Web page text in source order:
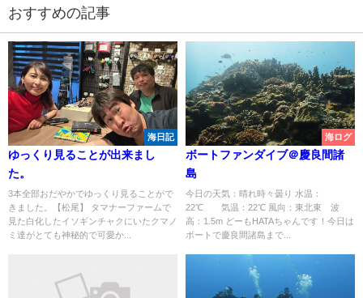
おすすめの記事
海日記
ゆっくり見ることが出来まし
た。
3本全部おだやかでゆっくり見ることがで
きました。【松尾】 タマナーファームで
見た白化したイソギンチャクにいたクマノ
ミ達がとても神秘的で可愛か...
海ログ
ボートファンダイブ＠慶良間諸
島
今日の天気：晴れ時々曇り 水温：
22℃ 気温：22℃ 風向：東北東 波
高：1.5m どーもHATAちゃんです！今日は
ボートで慶良間諸島まで...